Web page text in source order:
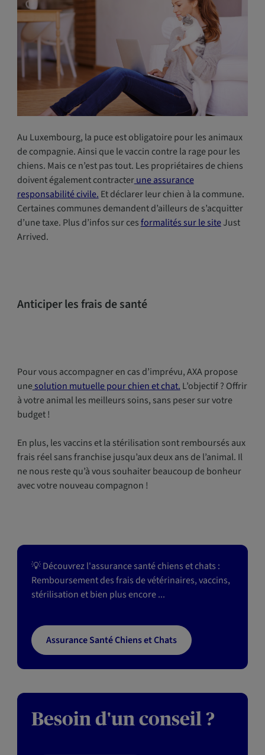
Au Luxembourg, la puce est obligatoire pour les animaux
de compagnie. Ainsi que le vaccin contre la rage pour les
chiens. Mais ce n’est pas tout. Les propriétaires de chiens
doivent également contracterune assurance
responsabilité civile. Et déclarer leur chien à la commune.
Certaines communes demandent d’ailleurs de s’acquitter
d’une taxe. Plus d’infos sur cesformalités sur le siteJust
Arrived.
Anticiper les frais de santé
Pour vous accompagner en cas d’imprévu, AXA propose
unesolution mutuelle pour chien et chat. L’objectif ? Offrir
à votre animal les meilleurs soins, sans peser sur votre
budget !
En plus, les vaccins et la stérilisation sont remboursés aux
frais réel sans franchise jusqu’aux deux ans de l’animal. Il
ne nous reste qu’à vous souhaiter beaucoup de bonheur
avec votre nouveau compagnon !
💡 Découvrez l'assurance santé chiens et chats :
Remboursement des frais de vétérinaires, vaccins,
stérilisation et bien plus encore ...
Assurance Santé Chiens et Chats
Besoin d'un conseil ?